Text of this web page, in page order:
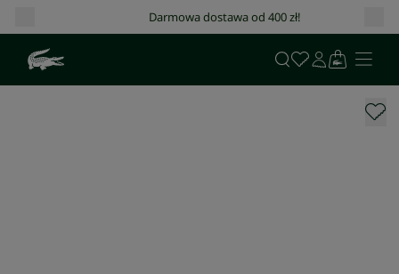
Darmowa dostawa od 400 zł!